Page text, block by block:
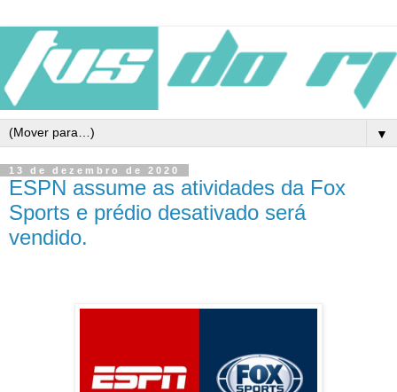
▼
13 de dezembro de 2020
ESPN assume as atividades da Fox
Sports e prédio desativado será
vendido.